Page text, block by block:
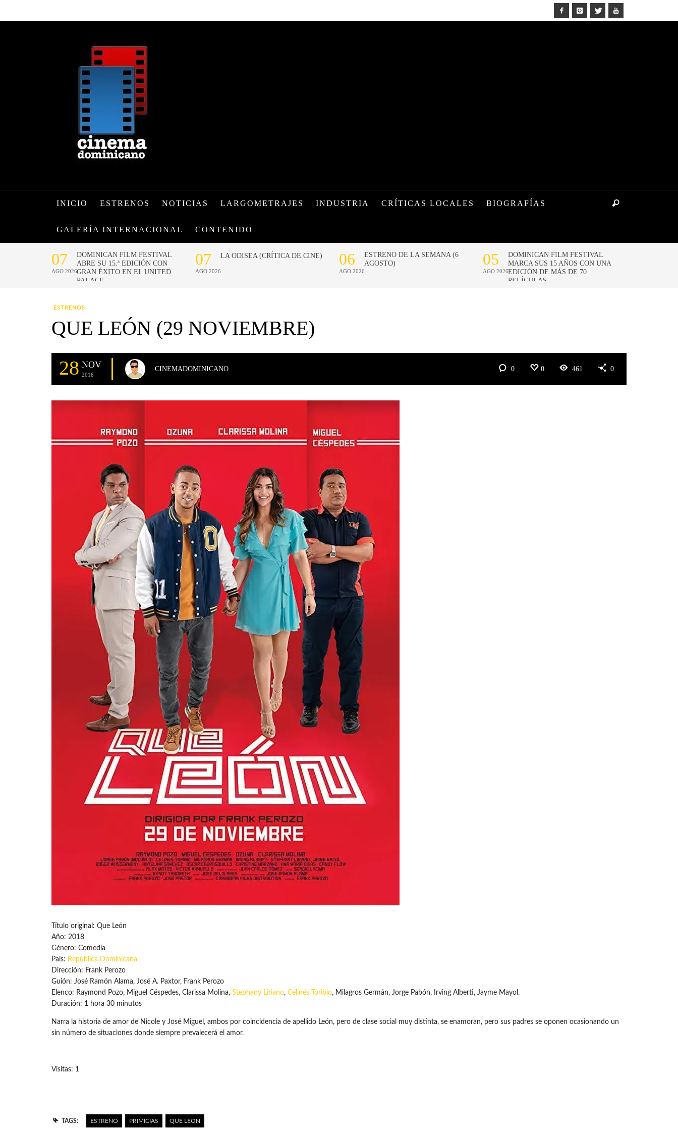
INICIO ESTRENOS NOTICIAS LARGOMETRAJES INDUSTRIA CRÍTICAS LOCALES BIOGRAFÍAS
GALERÍA INTERNACIONAL CONTENIDO
ESTRENOS
QUE LEÓN (29 NOVIEMBRE)
28 NOV
2018
CINEMADOMINICANO 0 0 461 0
Título original: Que León
Año: 2018
Género: Comedia
País: República Dominicana
Dirección: Frank Perozo
Guión: José Ramón Alama, José A. Paxtor, Frank Perozo
Elenco: Raymond Pozo, Miguel Céspedes, Clarissa Molina, Stephany Liriano, Celinés Toribio, Milagros Germán, Jorge Pabón, Irving Alberti, Jayme Mayol.
Duración: 1 hora 30 minutos
Narra la historia de amor de Nicole y José Miguel, ambos por coincidencia de apellido León, pero de clase social muy distinta, se enamoran, pero sus padres se oponen ocasionando un
sin número de situaciones donde siempre prevalecerá el amor.
Visitas: 1
TAGS: ESTRENO PRIMICIAS QUE LEON